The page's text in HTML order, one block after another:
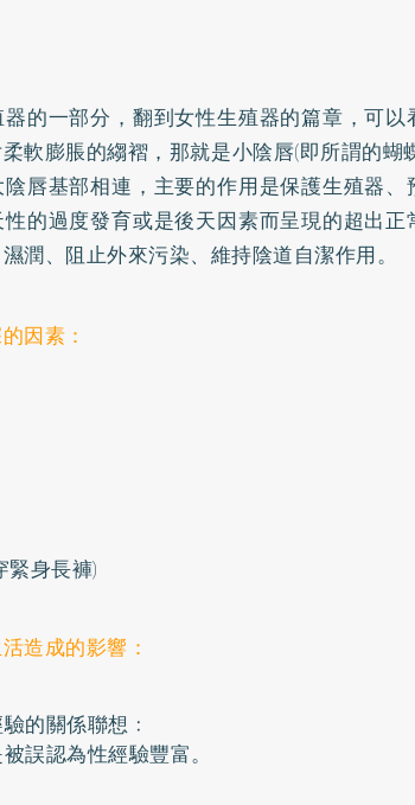
的一部分，翻到女性生殖器的篇章，可以
軟膨脹的縐褶，那就是小陰唇(即所謂的蝴
唇基部相連，主要的作用是保護生殖器、
的過度發育或是後天因素而呈現的超出正
潤、阻止外來污染、維持陰道自潔作用。
因素：
緊身長褲)
造成的影響：
的關係聯想﹕
誤認為性經驗豐富。